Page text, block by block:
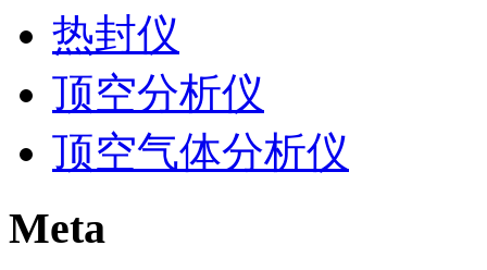
热封仪
顶空分析仪
顶空气体分析仪
Meta